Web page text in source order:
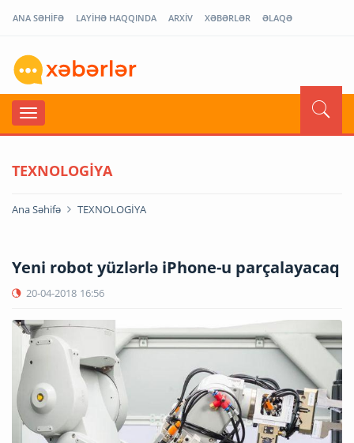
ANA SƏHİFƏ LAYİHƏ HAQQINDA ARXİV XƏBƏRLƏR ƏLAQƏ
TEXNOLOGİYA
Ana Səhifə TEXNOLOGİYA
Yeni robot yüzlərlə iPhone-u parçalayacaq
20-04-2018 16:56